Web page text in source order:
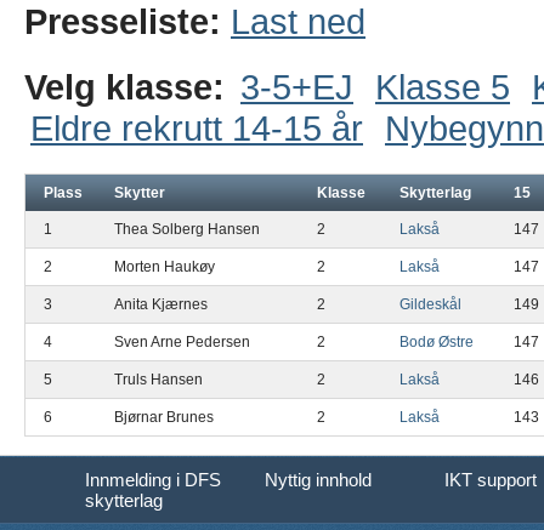
Presseliste: Last ned
Velg klasse: 3-5+EJ Klasse 5
Eldre rekrutt 14-15 år
Plass Skytter Klasse Skytterlag 15
1 Thea Solberg Hansen 2 Lakså 147
2 Morten Haukøy 2 Lakså 147
3 Anita Kjærnes 2 Gildeskål 149
4 Sven Arne Pedersen 2 Bodø Østre 147
5 Truls Hansen 2 Lakså 146
6 Bjørnar Brunes 2 Lakså 143
Innmelding i DFS
skytterlag
Nyttig innhold IKT support